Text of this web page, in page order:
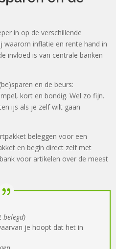
in op de verschillende
waarom inflatie en rente hand in
invloed is van centrale banken
en de beurs:
kort en bondig. Wel zo fijn.
ijs als je zelf wilt gaan
beleggen voor een
en begin direct zelf met
voor artikelen over de meest
belegd)
je hoopt dat het in